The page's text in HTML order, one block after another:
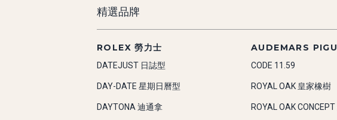
精選品牌
ROLEX 勞力士
DATEJUST 日誌型
DAY-DATE 星期日曆型
DAYTONA 迪通拿
AUDEMARS
CODE 11.59
ROYAL OAK 皇家橡樹
ROYAL OAK